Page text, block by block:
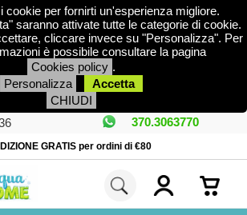
cookie per fornirti un'esperienza migliore.
saranno attivate tutte le categorie di cookie.
cliccare invece su "Personalizza". Per
è possibile consultare la pagina
Cookies policy .
Personalizza
Accetta
CHIUDI
370.3063770
GRATIS per ordini di €80